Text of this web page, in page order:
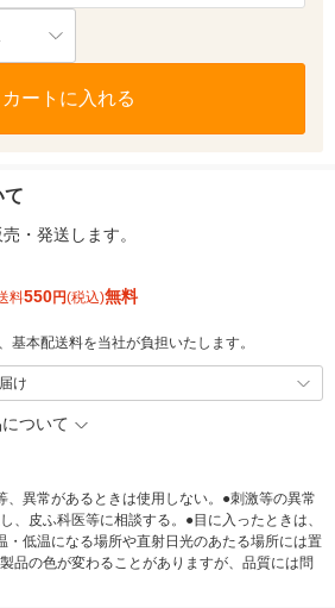
カートに入れる
て
・発送します。
料550円(税込)無料
基本配送料を当社が負担いたします。
け
ついて
、異常があるときは使用しない。●刺激等の異常
、皮ふ科医等に相談する。●目に入ったときは、
・低温になる場所や直射日光のあたる場所には置
品の色が変わることがありますが、品質には問